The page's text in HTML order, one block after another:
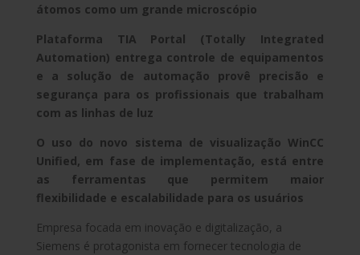
átomos como um grande microscópio
Plataforma TIA Portal (Totally Integrated
Automation) entrega controle de equipamentos
e a solução de automação provê precisão e
segurança para os profissionais que trabalham
com as linhas de luz
O uso do novo sistema de visualização WinCC
Unified, em fase de implementação, está entre
as ferramentas que permitem maior
flexibilidade e escalabilidade para os usuários
Empresa focada em inovação e digitalização, a
Siemens é protagonista em fornecer tecnologia de